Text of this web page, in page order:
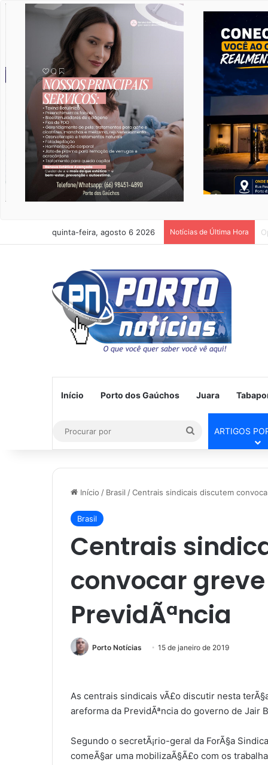
quinta-feira, agosto 6 2026 Notícias de Última Hora
Início Porto dos Gaúchos Juara
Procurar
por
ARTIGOS
Início / Brasil /Centrais sindicais discutem
Brasil
Centrais
convocar
PrevidÃªncia
Porto Notícias 15 de janeiro de 2019
As centrais sindicais vÃ£o discutir nesta
areforma da PrevidÃªncia do governo de Jair
Segundo o secretÃ¡rio-geral da ForÃ§a
comeÃ§ar uma mobilizaÃ§Ã£o com os